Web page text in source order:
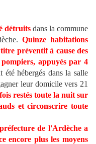
détruitsdans la commune
Quinze habitations
préventif à cause des
pompiers, appuyés par 4
été hébergés dans la salle
leur domicile vers 21
restés toute la nuit sur
et circonscrire toute
de l'Ardèche a
encore plus les moyens